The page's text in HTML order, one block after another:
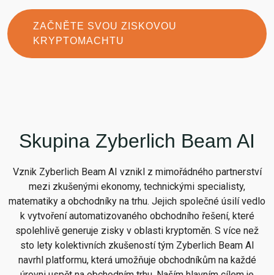
ZAČNĚTE SVOU ZISKOVOU
KRYPTOMACHTU
Skupina Zyberlich Beam AI
Vznik Zyberlich Beam AI vznikl z mimořádného partnerství
mezi zkušenými ekonomy, technickými specialisty,
matematiky a obchodníky na trhu. Jejich společné úsilí vedlo
k vytvoření automatizovaného obchodního řešení, které
spolehlivě generuje zisky v oblasti kryptoměn. S více než
sto lety kolektivních zkušeností tým Zyberlich Beam AI
navrhl platformu, která umožňuje obchodníkům na každé